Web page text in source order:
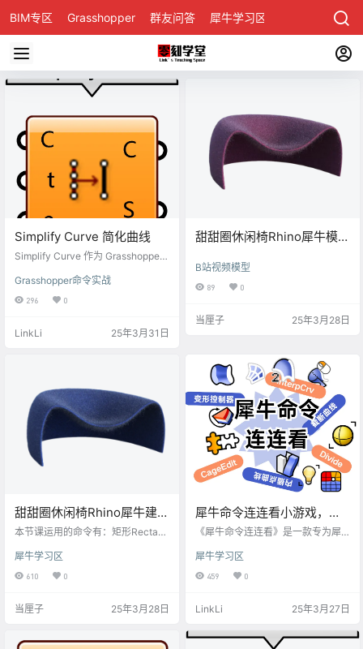
BIM专区 Grasshopper 群友问答 犀牛学习区
Simplify Curve 简化曲线
Simplify Curve 作为 Grasshopper
化曲线，减少控制点数量，优化计
算性能与几何形态，同时保留曲线
包含简化曲线及曲线是否被修改的
容差控制简化程度。
Grasshopper命令实战
296 0
LinkLi 25年3月31日
甜甜圈休闲椅Rhino犀牛模型
B站视频模型
89 0
当厘子 25年3月28日
甜甜圈休闲椅Rhino犀牛建模
图文教程
本节课运用的命令有：矩形Rectang
Revolve、分割Split、重建Rebuil
d、打开控制点F10、偏移曲面Offse
ep2、镜像Mirror、组合Join、加盖
犀牛学习区
610 0
当厘子 25年3月28日
犀牛命令连连看小游戏，帮
助记忆犀牛命令的好帮手。
《犀牛命令连连看》是一款专为犀
玩家通过点击匹配英文命令与对应
中文解释，完成消除挑战。游戏将
合设计师、学生或犀牛新手快速熟
馈，助你在娱乐中轻松掌握专业术
犀牛学习区
459 0
LinkLi 25年3月27日